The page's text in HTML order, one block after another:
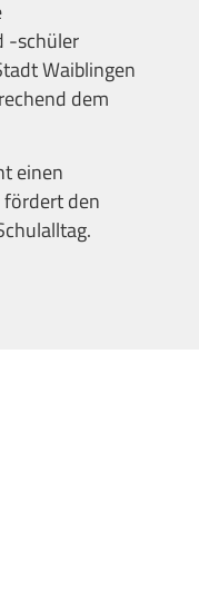
-schüler
Waiblingen
dem
einen
den